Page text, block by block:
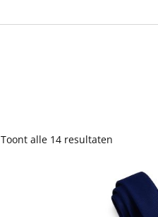
Toont alle 14 resultaten